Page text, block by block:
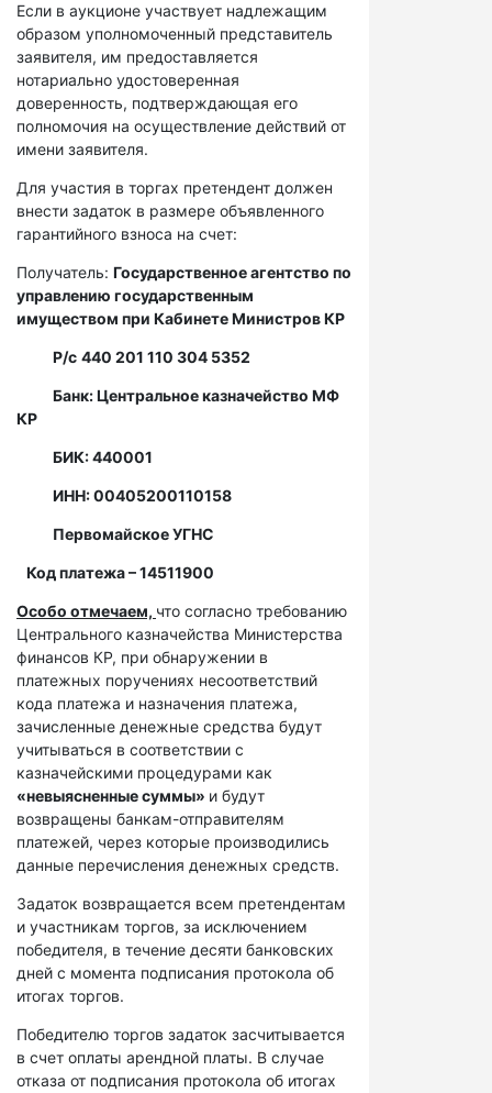
Если в аукционе участвует надлежащим
образом уполномоченный представитель
заявителя, им предоставляется
нотариально удостоверенная
доверенность, подтверждающая его
полномочия на осуществление действий от
имени заявителя.
Для участия в торгах претендент должен
внести задаток в размере объявленного
гарантийного взноса на счет:
Получатель: Государственное агентство по
управлению государственным
имуществом при Кабинете Министров КР
Р/с 440 201 110 304 5352
Банк: Центральное казначейство МФ
КР
БИК: 440001
ИНН: 00405200110158
Первомайское УГНС
Код платежа – 14511900
Особо отмечаем, что согласно требованию
Центрального казначейства Министерства
финансов КР, при обнаружении в
платежных поручениях несоответствий
кода платежа и назначения платежа,
зачисленные денежные средства будут
учитываться в соответствии с
казначейскими процедурами как
«невыясненные суммы» и будут
возвращены банкам-отправителям
платежей, через которые производились
данные перечисления денежных средств.
Задаток возвращается всем претендентам
и участникам торгов, за исключением
победителя, в течение десяти банковских
дней с момента подписания протокола об
итогах торгов.
Победителю торгов задаток засчитывается
в счет оплаты арендной платы. В случае
отказа от подписания протокола об итогах